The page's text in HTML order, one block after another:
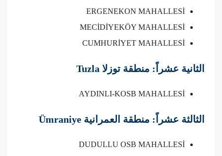
ERGENEKON MAHALLESİ
MECİDİYEKÖY MAHALLESİ
CUMHURİYET MAHALLESİ
الثانية عشراً: منطقة توزلا Tuzla
AYDINLI-KOSB MAHALLESİ
الثالثة عشراً: منطقة العمرانية Ümraniye
DUDULLU OSB MAHALLESİ